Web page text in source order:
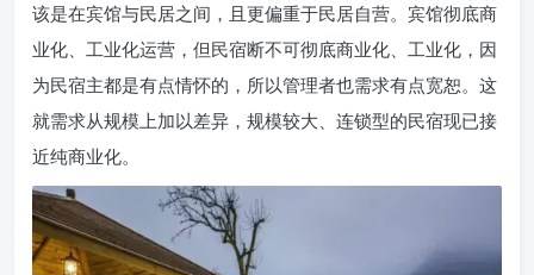
该是在宾馆与民居之间，且更偏重于民居自营。宾馆彻底商
业化、工业化运营，但民宿断不可彻底商业化、工业化，因
为民宿主都是有点情怀的，所以管理者也需求有点宽恕。这
就需求从规模上加以差异，规模较大、连锁型的民宿现已接
近纯商业化。